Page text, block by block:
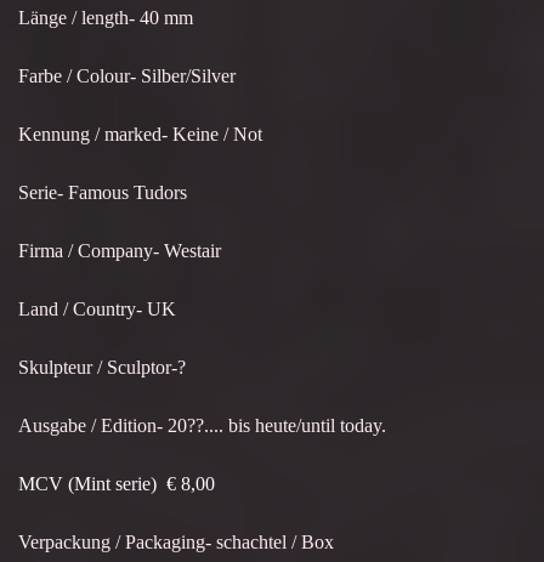
Länge / length- 40 mm
Farbe / Colour- Silber/Silver
Kennung / marked- Keine / Not
Serie- Famous Tudors
Firma / Company- Westair
Land / Country- UK
Skulpteur / Sculptor-?
Ausgabe / Edition- 20??.... bis heute/until today.
MCV (Mint serie) € 8,00
Verpackung / Packaging- schachtel / Box